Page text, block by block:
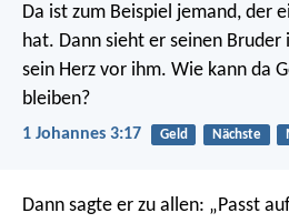
Da ist zum Beispiel jemand, der
hat. Dann sieht er seinen
sein Herz vor ihm. Wie kann da
bleiben?
1 Johannes 3:17 Geld Nächste
Dann sagte er zu allen: „Passt